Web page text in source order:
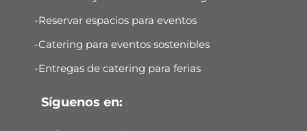
-Reservar espacios para eventos
-Catering para eventos sostenibles
-Entregas de catering para ferias
Síguenos en: